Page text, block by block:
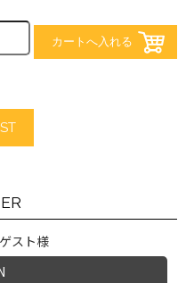
スト様